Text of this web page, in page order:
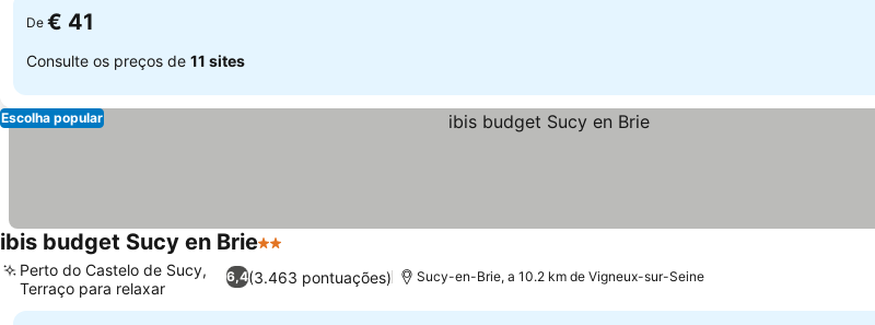
De € 41
Consulte os preços de 11 sites
Escolha popular
ibis budget Sucy en Brie2 Estrelas
6,4(3.463 pontuações)
Perto do Castelo de Sucy,
Terraço para relaxar
Sucy-en-Brie, a 10.2 km de Vigneux-sur-Seine